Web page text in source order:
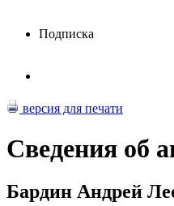
Подписка
версия для печати
Сведения об
Бардин Андрей